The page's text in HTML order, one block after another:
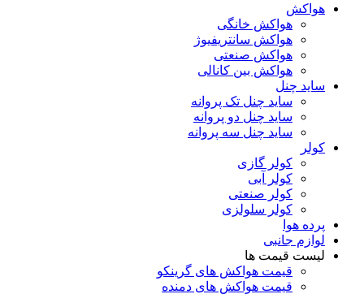
هواکش
هواکش خانگی
هواکش سانتریفیوژ
هواکش صنعتی
هواکش بین کانالی
ساید چنل
ساید چنل تک پروانه
ساید چنل دو پروانه
ساید چنل سه پروانه
کولر
کولر گازی
کولر آبی
کولر صنعتی
کولر سلولزی
پرده هوا
لوازم جانبی
لیست قیمت ها
قیمت هواکش های گرینکو
قیمت هواکش های دمنده